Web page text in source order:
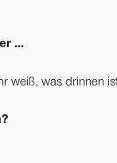
...
weiß, was drinnen